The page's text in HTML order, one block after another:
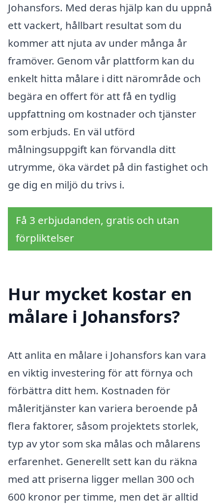
Johansfors. Med deras hjälp kan du uppnå
ett vackert, hållbart resultat som du
kommer att njuta av under många år
framöver. Genom vår plattform kan du
enkelt hitta målare i ditt närområde och
begära en offert för att få en tydlig
uppfattning om kostnader och tjänster
som erbjuds. En väl utförd
målningsuppgift kan förvandla ditt
utrymme, öka värdet på din fastighet och
ge dig en miljö du trivs i.
Få 3 erbjudanden, gratis och utan
förpliktelser
Hur mycket kostar en
målare i Johansfors?
Att anlita en målare i Johansfors kan vara
en viktig investering för att förnya och
förbättra ditt hem. Kostnaden för
måleritjänster kan variera beroende på
flera faktorer, såsom projektets storlek,
typ av ytor som ska målas och målarens
erfarenhet. Generellt sett kan du räkna
med att priserna ligger mellan 300 och
600 kronor per timme, men det är alltid